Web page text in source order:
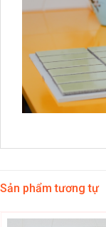
Sản phẩm tương tự